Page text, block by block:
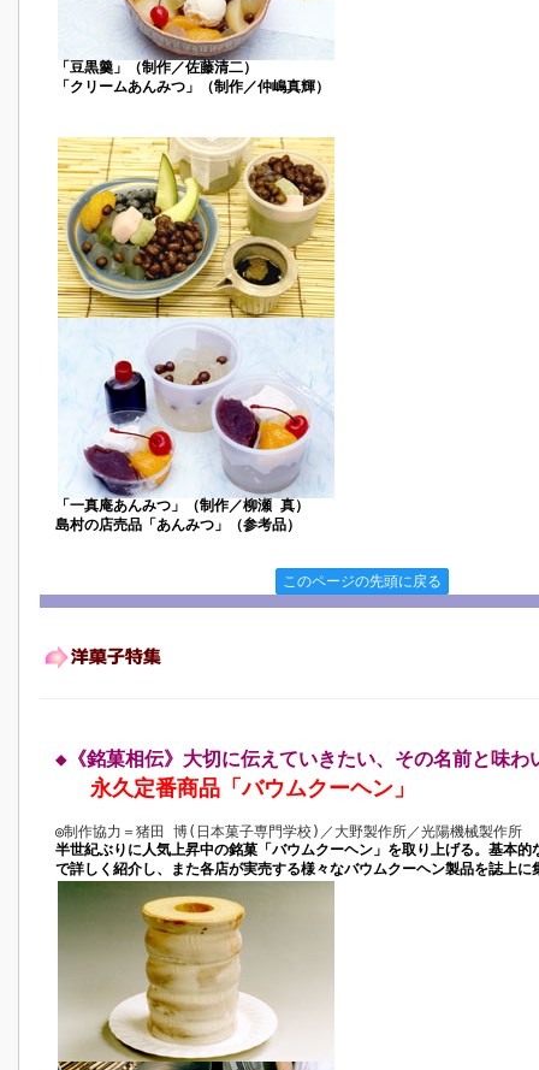
「豆黒羹」（制作／佐藤清二）
「クリームあんみつ」（制作／仲嶋真輝）
「一真庵あんみつ」（制作／柳瀬 真）
島村の店売品「あんみつ」（参考品）
このページの先頭に戻る
◆《銘菓相伝》大切に伝えていきたい、その名前と味わ
永久定番商品「バウムクーヘン」
◎制作協力＝猪田 博(日本菓子専門学校)／大野製作所／光陽機械製作所
半世紀ぶりに人気上昇中の銘菓「バウムクーヘン」を取り上げる。基本的
で詳しく紹介し、また各店が実売する様々なバウムクーヘン製品を誌上に